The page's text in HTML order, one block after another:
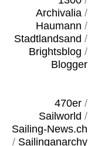
Archivalia/
Haumann /
Stadtlandsand /
Brightsblog /
Blogger
470er/
Sailworld /
Sailing-News.ch
/ Sailinganarchy